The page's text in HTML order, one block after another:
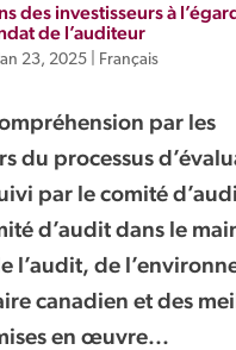
des investisseurs à
de l’auditeur
Jan 23, 2025| Français
par les
du processus
par le comité
d’audit dans le
l’audit, de
canadien et des
en œuvre...